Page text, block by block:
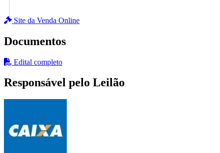
Site da Venda Online
Documentos
Edital completo
Responsável pelo Leilão